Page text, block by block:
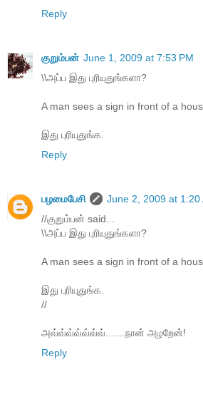
Reply
குறும்பன் June 1, 2009 at 7:53 PM
\\அப்ப இது புரியுதுங்களா?
A man sees a sign in front of a
இது புரியுதுங்க.
Reply
பழமைபேசி
June 2, 2009 at 1:20
//குறும்பன் said...
\\அப்ப இது புரியுதுங்களா?
A man sees a sign in front of a
இது புரியுதுங்க.
//
அவ்வ்வ்வ்வ்வ்வ்.......நான் அழறேன்!
Reply